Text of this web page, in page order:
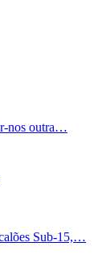
nos outra…
Sub-15,…